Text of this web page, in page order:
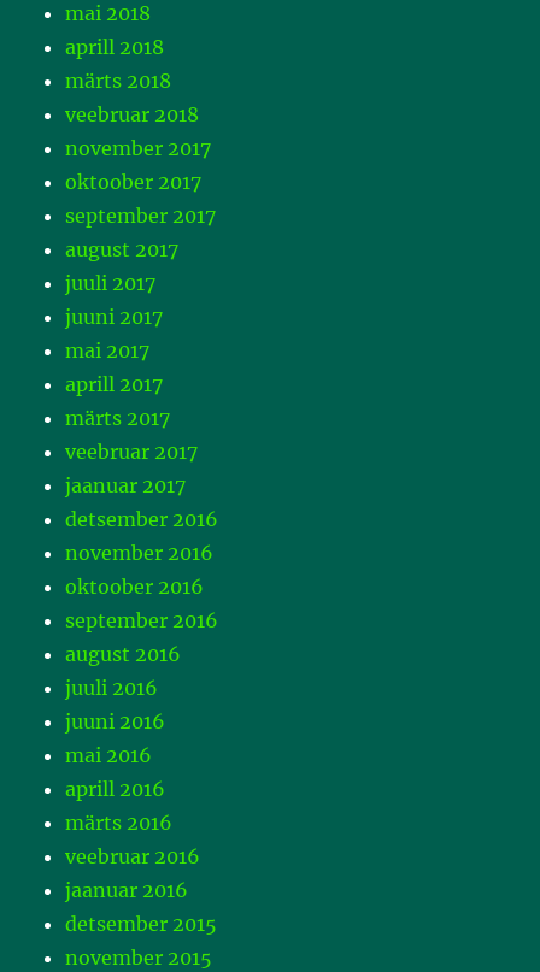
mai 2018
aprill 2018
märts 2018
veebruar 2018
november 2017
oktoober 2017
september 2017
august 2017
juuli 2017
juuni 2017
mai 2017
aprill 2017
märts 2017
veebruar 2017
jaanuar 2017
detsember 2016
november 2016
oktoober 2016
september 2016
august 2016
juuli 2016
juuni 2016
mai 2016
aprill 2016
märts 2016
veebruar 2016
jaanuar 2016
detsember 2015
november 2015